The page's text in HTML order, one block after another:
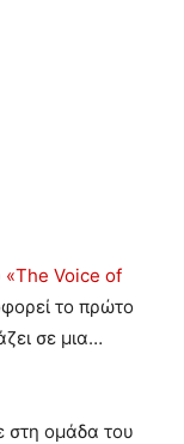
«The Voice of
το πρώτο
σε μια…
στη ομάδα του